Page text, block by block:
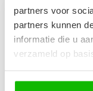
partners voor
partners kunnen
informatie die u
verzameld op